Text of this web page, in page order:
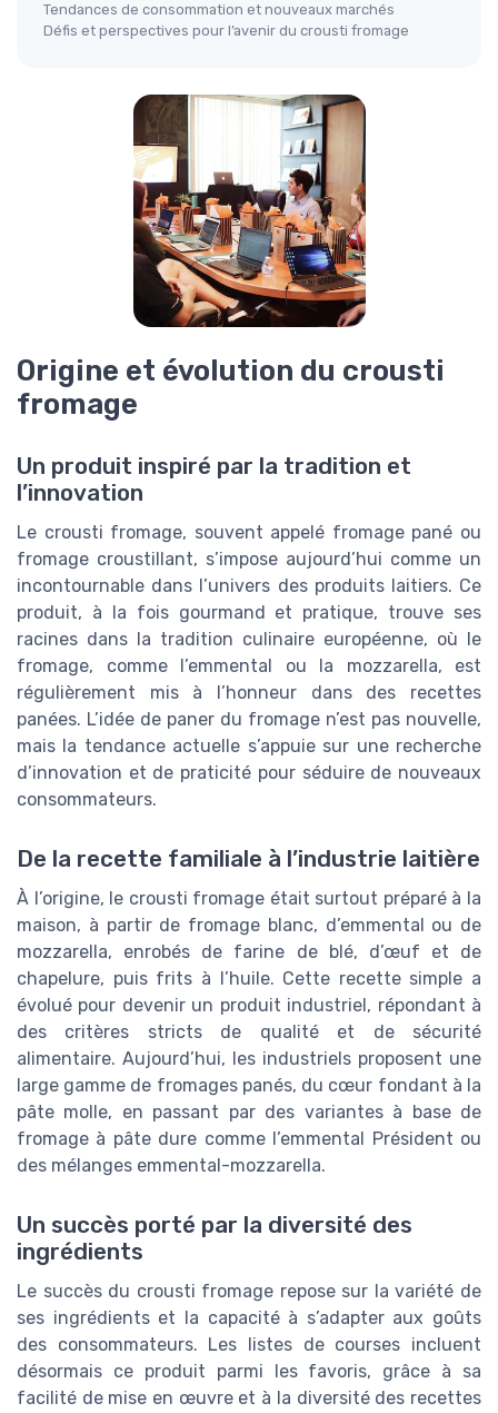
Tendances de consommation et nouveaux marchés
Défis et perspectives pour l’avenir du crousti fromage
Origine et évolution du crousti
fromage
Un produit inspiré par la tradition et
l’innovation
Le crousti fromage, souvent appelé fromage pané ou
fromage croustillant, s’impose aujourd’hui comme un
incontournable dans l’univers des produits laitiers. Ce
produit, à la fois gourmand et pratique, trouve ses
racines dans la tradition culinaire européenne, où le
fromage, comme l’emmental ou la mozzarella, est
régulièrement mis à l’honneur dans des recettes
panées. L’idée de paner du fromage n’est pas nouvelle,
mais la tendance actuelle s’appuie sur une recherche
d’innovation et de praticité pour séduire de nouveaux
consommateurs.
De la recette familiale à l’industrie laitière
À l’origine, le crousti fromage était surtout préparé à la
maison, à partir de fromage blanc, d’emmental ou de
mozzarella, enrobés de farine de blé, d’œuf et de
chapelure, puis frits à l’huile. Cette recette simple a
évolué pour devenir un produit industriel, répondant à
des critères stricts de qualité et de sécurité
alimentaire. Aujourd’hui, les industriels proposent une
large gamme de fromages panés, du cœur fondant à la
pâte molle, en passant par des variantes à base de
fromage à pâte dure comme l’emmental Président ou
des mélanges emmental-mozzarella.
Un succès porté par la diversité des
ingrédients
Le succès du crousti fromage repose sur la variété de
ses ingrédients et la capacité à s’adapter aux goûts
des consommateurs. Les listes de courses incluent
désormais ce produit parmi les favoris, grâce à sa
facilité de mise en œuvre et à la diversité des recettes